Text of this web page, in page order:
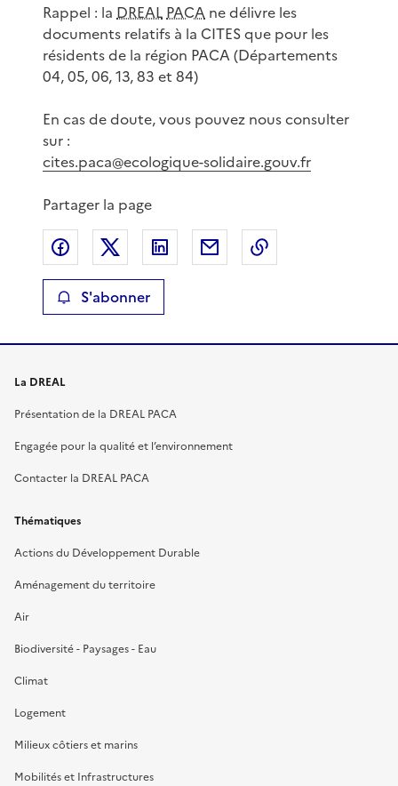
Rappel : la DREAL PACA ne délivre les
documents relatifs à la CITES que pour les
résidents de la région PACA (Départements
04, 05, 06, 13, 83 et 84)
En cas de doute, vous pouvez nous consulter
sur :
cites.paca@ecologique-solidaire.gouv.fr
Partager la page
Partager sur Facebook
Partager sur XPartager sur LinkedIn
Partager par email
S'abonner
La DREAL
Présentation de la DREAL PACA
Engagée pour la qualité et l’environnement
Contacter la DREAL PACA
Thématiques
Actions du Développement Durable
Aménagement du territoire
Air
Biodiversité - Paysages - Eau
Climat
Logement
Milieux côtiers et marins
Mobilités et Infrastructures